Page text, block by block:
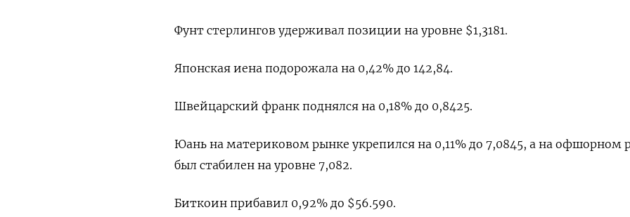
Фунт стерлингов удерживал позиции на уровне $1,3181​.
Японская иена подорожала на 0,42%​ до 142,84.
Швейцарский франк поднялся на 0,18% до 0,8425​.
Юань на материковом рынке укрепился на 0,11% до​ 7,0845​, а на офшорном
был стабилен на уровне 7,082.
Биткоин прибавил 0,92% до $56.590.